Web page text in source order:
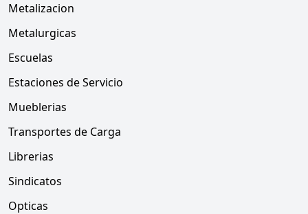
Metalizacion
Metalurgicas
Escuelas
Estaciones de Servicio
Mueblerias
Transportes de Carga
Librerias
Sindicatos
Opticas